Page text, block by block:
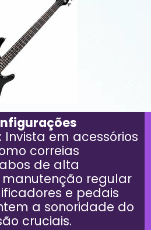
: Invista em acessórios
correias
de alta
regular
e pedais
a sonoridade do
cruciais.